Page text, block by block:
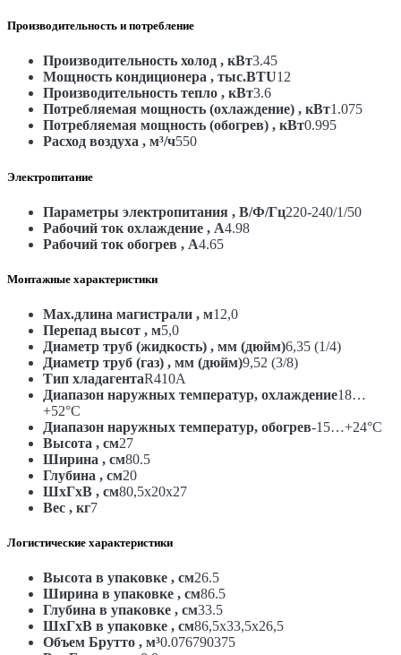
Производительность и потребление
Производительность холод , кВт3.45
Мощность кондиционера , тыс.BTU12
Производительность тепло , кВт3.6
Потребляемая мощность (охлаждение) , кВт1.075
Потребляемая мощность (обогрев) , кВт0.995
Расход воздуха , м³/ч550
Электропитание
Параметры электропитания , В/Ф/Гц220-240/1/50
Рабочий ток охлаждение , А4.98
Рабочий ток обогрев , А4.65
Монтажные характеристики
Max.длина магистрали , м12,0
Перепад высот , м5,0
Диаметр труб (жидкость) , мм (дюйм)6,35 (1/4)
Диаметр труб (газ) , мм (дюйм)9,52 (3/8)
Тип хладагентаR410A
Диапазон наружных температур, охлаждение18…
+52°С
Диапазон наружных температур, обогрев-15…+24°С
Высота , см27
Ширина , см80.5
Глубина , см20
ШxГxВ , см80,5x20x27
Вес , кг7
Логистические характеристики
Высота в упаковке , см26.5
Ширина в упаковке , см86.5
Глубина в упаковке , см33.5
ШxГxВ в упаковке , см86,5x33,5x26,5
Объем Брутто , м³0.076790375